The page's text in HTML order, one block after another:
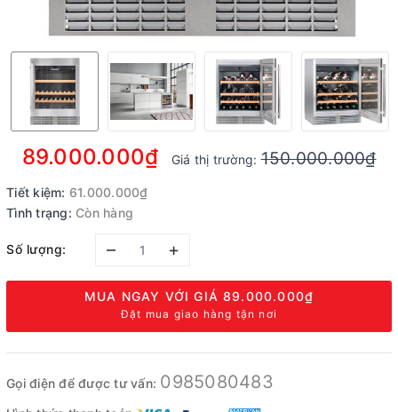
89.000.000₫ Giá thị trường:150.000.000₫
Tiết kiệm: 61.000.000₫
Tình trạng: Còn hàng
Số lượng: – +
MUA NGAY VỚI GIÁ89.000.000₫
Đặt mua giao hàng tận nơi
Gọi điện để được tư vấn: 0985080483